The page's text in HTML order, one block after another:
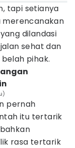
tapi setianya
merencanakan
dilandasi
sehat dan
pihak.
pernah
itu tertarik
rasa tertarik